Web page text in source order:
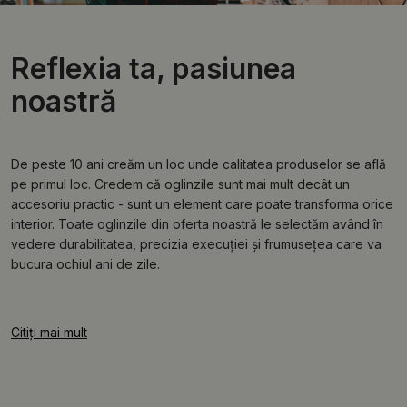
Reflexia ta, pasiunea
noastră
De peste 10 ani creăm un loc unde calitatea produselor se află
pe primul loc. Credem că oglinzile sunt mai mult decât un
accesoriu practic - sunt un element care poate transforma orice
interior. Toate oglinzile din oferta noastră le selectăm având în
vedere durabilitatea, precizia execuției și frumusețea care va
bucura ochiul ani de zile.
Citiți mai mult